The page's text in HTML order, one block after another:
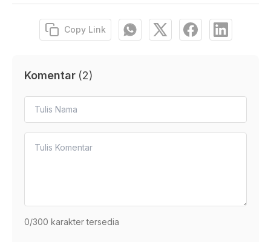
Copy Link
Komentar (2)
0/300 karakter tersedia